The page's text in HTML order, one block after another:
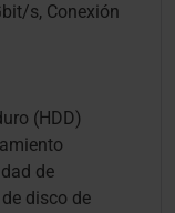
s, Conexión
(HDD)
de
disco de